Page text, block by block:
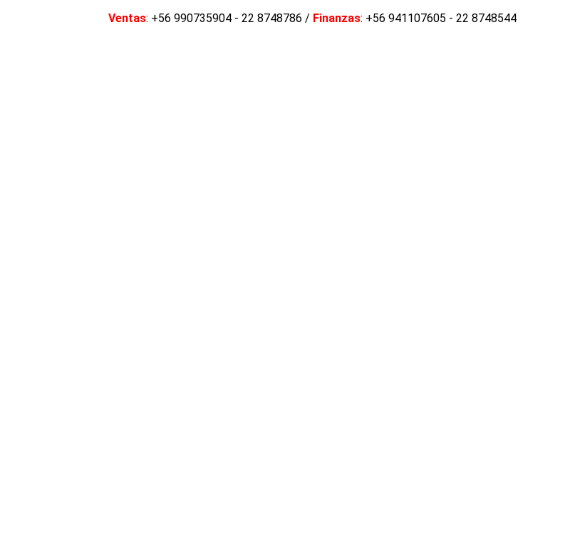
Ventas: +56 990735904 - 22 8748786 / Finanzas: +56 941107605 - 22 8748544